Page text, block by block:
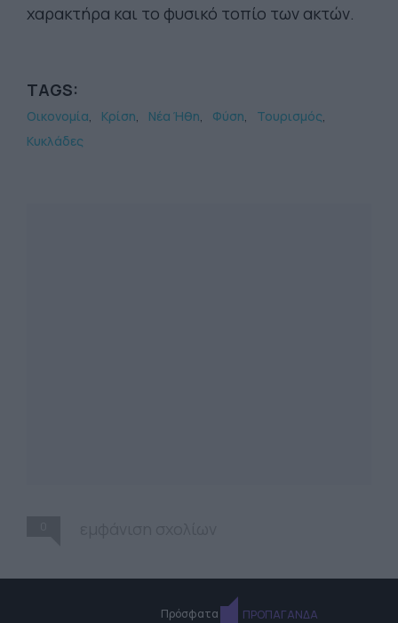
χαρακτήρα και το φυσικό τοπίο των ακτών.
TAGS:
Οικονομία Κρίση Νέα Ήθη Φύση
Τουρισμός
Κυκλάδες
Πρόσφατα ΠΡΟΠΑΓΑΝΔΑ